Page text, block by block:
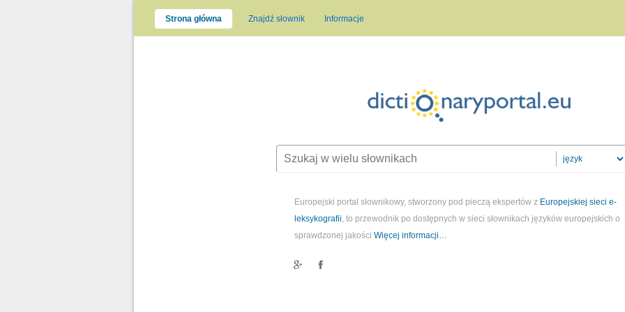
Strona główna Znajdź słownik Informacje
Europejski portal słownikowy, stworzony pod pieczą ekspertów z Europejskiej sieci e-
leksykografii, to przewodnik po dostępnych w sieci słownikach języków europejskich o
sprawdzonej jakości Więcej informacji…